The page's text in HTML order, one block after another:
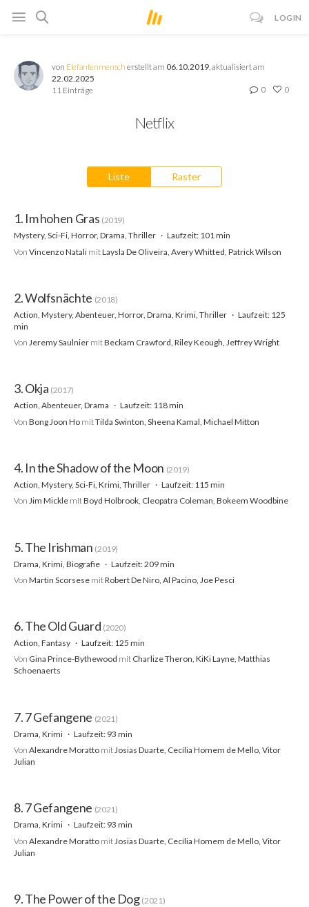
LOGIN
von Elefantenmensch erstellt am 06.10.2019, aktualisiert am
22.02.2025
11 Einträge
0 0
Netflix
Liste Raster
1. Im hohen Gras (2019)
Mystery, Sci-Fi, Horror, Drama, Thriller
Laufzeit: 101 min
Von Vincenzo Natali mitLaysla De Oliveira, Avery Whitted, Patrick Wilson
2. Wolfsnächte (2018)
Action, Mystery, Abenteuer, Horror, Drama, Krimi, Thriller
Laufzeit: 125
min
Von Jeremy Saulnier mitBeckam Crawford, Riley Keough, Jeffrey Wright
3. Okja (2017)
Action, Abenteuer, Drama
Laufzeit: 118 min
Von Bong Joon Ho mitTilda Swinton, Sheena Kamal, Michael Mitton
4. In the Shadow of the Moon (2019)
Action, Mystery, Sci-Fi, Krimi, Thriller
Laufzeit: 115 min
Von Jim Mickle mitBoyd Holbrook, Cleopatra Coleman, Bokeem Woodbine
5. The Irishman (2019)
Drama, Krimi, Biografie
Laufzeit: 209 min
Von Martin Scorsese mitRobert De Niro, Al Pacino, Joe Pesci
6. The Old Guard (2020)
Action, Fantasy
Laufzeit: 125 min
Von Gina Prince-Bythewood mit Charlize Theron, KiKi Layne, Matthias
Schoenaerts
7. 7 Gefangene (2021)
Drama, Krimi
Laufzeit: 93 min
Von Alexandre Moratto mit Josias Duarte, Cecília Homem de Mello, Vitor
Julian
8. 7 Gefangene (2021)
Drama, Krimi
Laufzeit: 93 min
Von Alexandre Moratto mit Josias Duarte, Cecília Homem de Mello, Vitor
Julian
9. The Power of the Dog (2021)